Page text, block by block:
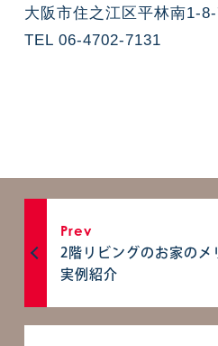
大阪市住之江区平林南1-
TEL 06-4702-7131
Prev
2階リビングのお家のメ
実例紹介